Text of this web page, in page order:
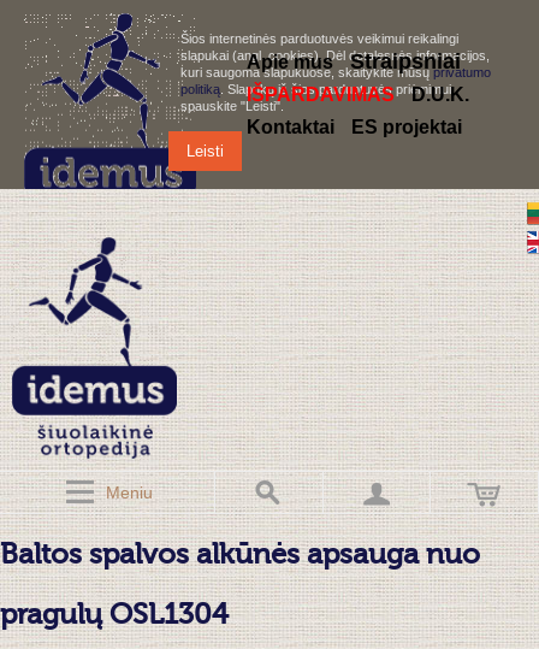
Šios internetinės parduotuvės veikimui reikalingi
slapukai (angl. cookies). Dėl detalesnės informacijos,
kuri saugoma slapukuose, skaitykite mūsųprivatumo
politiką . Slapukų iš šios parduotuvės priėmimui,
spauskite "Leisti".
Leisti
Meniu
Apie mus Straipsniai
IŠPARDAVIMAS
D.U.K.
Kontaktai
ES projektai
Baltos spalvos alkūnės apsauga nuo
pragulų OSL1304